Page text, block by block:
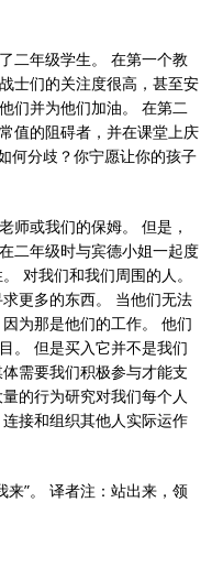
二年级学生。 在第一个教
士们的关注度很高，甚至安
们并为他们加油。 在第二
值的阻碍者，并在课堂上庆
何分歧？你宁愿让你的孩子
师或我们的保姆。 但是，
二年级时与宾德小姐一起度
对我们和我们周围的人。
更多的东西。 当他们无法
为那是他们的工作。 他们
。 但是买入它并不是我们
需要我们积极参与才能支
的行为研究对我们每个人
接和组织其他人实际运作
来”。 译者注：站出来，领